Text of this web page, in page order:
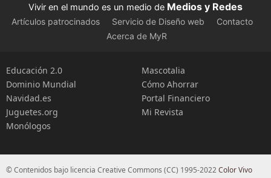
Vivir en el mundo es un medio de Medios y Redes
Artículos patrocinados Servicio de Diseño web
Contacto
Acerca de MyR
Educación 2.0
Dominio Mundial
Navidad.es
Juguetes.org
Monólogos
Mascotalia
Cómo Ahorrar
Portal Financiero
Mi Revista
© Contenidos bajo licencia Creative Commons (CC) 1995-2022Color Vivo